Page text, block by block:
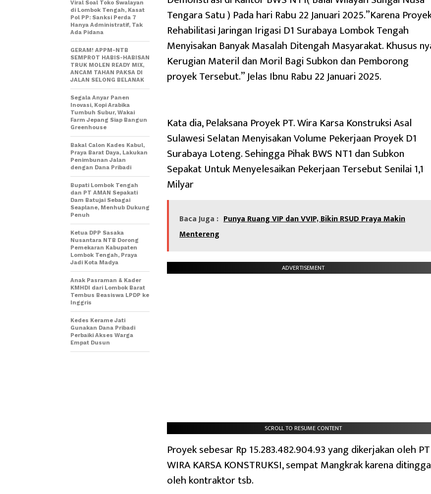
Tengara Satu ) Pada hari Rabu 22 Januari 2025.”Karena
Rehabilitasi Jaringan Irigasi D1 Surabaya Lombok Tengah
Menyisakan Banyak Masalah Ditengah Masyarakat. Khusus
Kerugian Materil dan Moril Bagi Subkon dan Pemborong
proyek Tersebut.” Jelas Ibnu Rabu 22 Januari 2025.
Kata dia, Pelaksana Proyek PT. Wira Karsa Konstruksi Asal
Sulawesi Selatan Menyisakan Volume Pekerjaan Proyek D1
Surabaya Loteng. Sehingga Pihak BWS NT1 dan Subkon
Sepakat Untuk Menyelesaikan Pekerjaan Tersebut Senilai 1,1
Milyar
Baca Juga : Punya Ruang VIP dan VVIP, Bikin RSUD Praya Makin
Mentereng
ADVERTISEMENT
SCROLL TO RESUME CONTENT
Proyek sebesar Rp 15.283.482.904.93 yang dikerjakan oleh PT
WIRA KARSA KONSTRUKSI, sempat Mangkrak karena
oleh kontraktor tsb.
Viral Soal Toko Swalayan
di Lombok Tengah, Kasat
Pol PP: Sanksi Perda 7
Hanya Administratif, Tak
Ada Pidana
GERAM! APPM-NTB
SEMPROT HABIS-HABISAN
TRUK MOLEN READY MIX,
ANCAM TAHAN PAKSA DI
JALAN SELONG BELANAK
Segala Anyar Panen
Inovasi, Kopi Arabika
Tumbuh Subur, Wakai
Farm Jepang Siap Bangun
Greenhouse
Bakal Calon Kades Kabul,
Praya Barat Daya, Lakukan
Penimbunan Jalan
dengan Dana Pribadi
Bupati Lombok Tengah
dan PT AMAN Sepakati
Dam Batujai Sebagai
Seaplane, Menhub Dukung
Penuh
Ketua DPP Sasaka
Nusantara NTB Dorong
Pemekaran Kabupaten
Lombok Tengah, Praya
Jadi Kota Madya
Anak Pasraman & Kader
KMHDI dari Lombok Barat
Tembus Beasiswa LPDP ke
Inggris
Kedes Kerame Jati
Gunakan Dana Pribadi
Perbaiki Akses Warga
Empat Dusun